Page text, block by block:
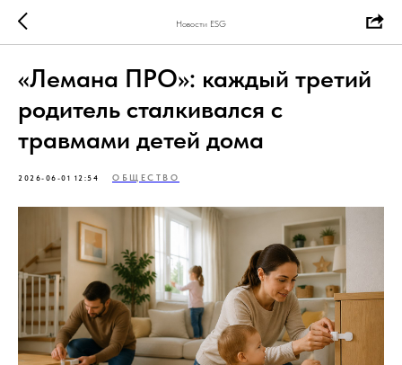
Новости ESG
«Лемана ПРО»: каждый третий
родитель сталкивался с
травмами детей дома
2026-06-01 12:54 ОБЩЕСТВО